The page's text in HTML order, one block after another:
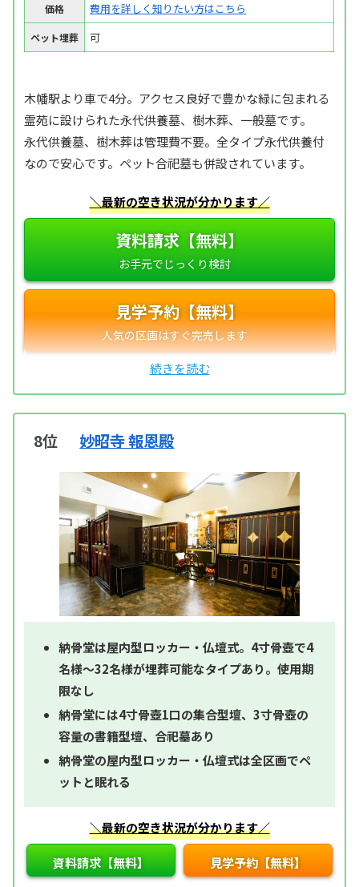
価格 費用を詳しく知りたい方はこちら
ペット埋葬 可
木幡駅より車で4分。アクセス良好で豊かな緑に包まれる
霊苑に設けられた永代供養墓、樹木葬、一般墓です。
永代供養墓、樹木葬は管理費不要。全タイプ永代供養付
なので安心です。ペット合祀墓も併設されています。
＼最新の空き状況が分かります／
資料請求【無料】
見学予約【無料】
8位 妙昭寺 報恩殿
納骨堂は屋内型ロッカー・仏壇式。4寸骨壺で4
名様～32名様が埋葬可能なタイプあり。使用期
限なし
納骨堂には4寸骨壺1口の集合型壇、3寸骨壺の
容量の書籍型壇、合祀墓あり
納骨堂の屋内型ロッカー・仏壇式は全区画でペ
ットと眠れる
＼最新の空き状況が分かります／
資料請求【無料】 見学予約【無料】